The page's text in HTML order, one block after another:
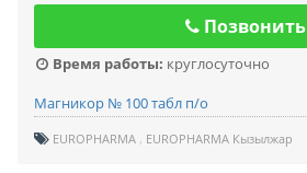
Позвонить
Время работы: круглосуточно
Магникор № 100 табл п/о
EUROPHARMA EUROPHARMA Кызылжар